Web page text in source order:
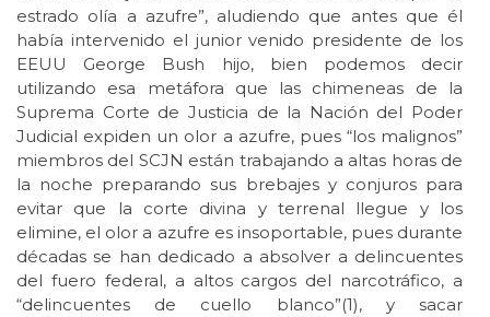
estrado olía a azufre”, aludiendo que antes que él
había intervenido el junior venido presidente de los
EEUU George Bush hijo, bien podemos decir
utilizando esa metáfora que las chimeneas de la
Suprema Corte de Justicia de la Nación del Poder
Judicial expiden un olor a azufre, pues “los malignos”
miembros del SCJN están trabajando a altas horas de
la noche preparando sus brebajes y conjuros para
evitar que la corte divina y terrenal llegue y los
elimine, el olor a azufre es insoportable, pues durante
décadas se han dedicado a absolver a delincuentes
del fuero federal, a altos cargos del narcotráfico, a
“delincuentes de cuello blanco”(1), y sacar